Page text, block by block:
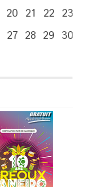
20 21 22 23
27 28 29 30